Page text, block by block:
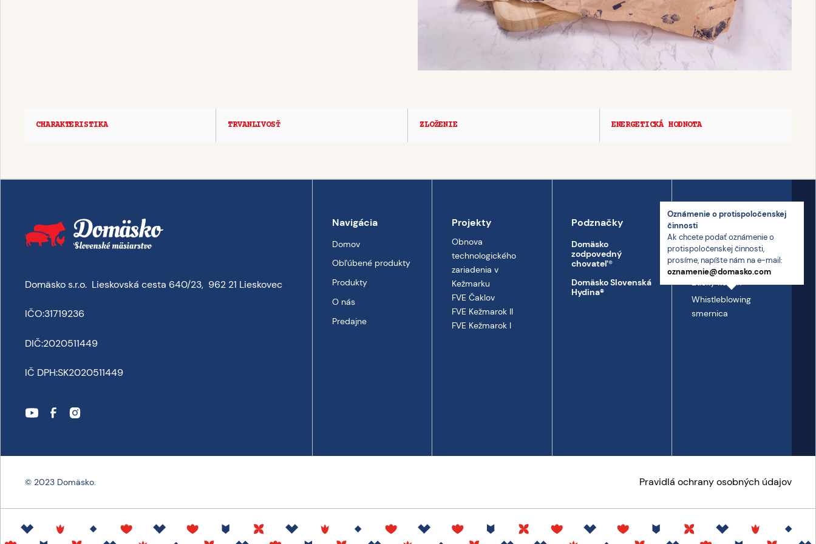
CHARAKTERISTIKA TRVANLIVOSŤ ZLOŽENIE ENERGETICKÁ HODNOTA
Domäsko s.r.o. Lieskovská cesta 640/23, 962 21 Lieskovec
IČO:31719236
DIČ:2020511449
IČ DPH:SK2020511449
Navigácia
Domov
Obľúbené produkty
Produkty
O nás
Predajne
Projekty
Obnova
technologického
zariadenia v
Kežmarku
FVE Čaklov
FVE Kežmarok II
FVE Kežmarok I
Podznačky
Domäsko
zodpovedný
chovateľ®
Domäsko Slovenská
Hydina®
Kontakt
Kontakt
Prepravný poriadok
Etický kódex
Oznámenie o proti­spoločenskej
činnosti
Ak chcete podať oznámenie o
proti­spoločenskej činnosti,
prosíme, napíšte nám na e-mail:
oznamenie@domasko.com
Whistleblowing
smernica
© 2023 Domäsko. Pravidlá ochrany osobných údajov